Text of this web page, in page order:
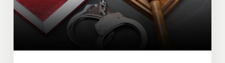
las
verificaciones